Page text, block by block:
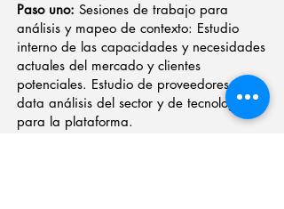
Paso uno: Sesiones de trabajo para
análisis y mapeo de contexto: Estudio
interno de las capacidades y necesidades
actuales del mercado y clientes
potenciales. Estudio de proveedores de
data análisis del sector y de tecnología
para la plataforma.